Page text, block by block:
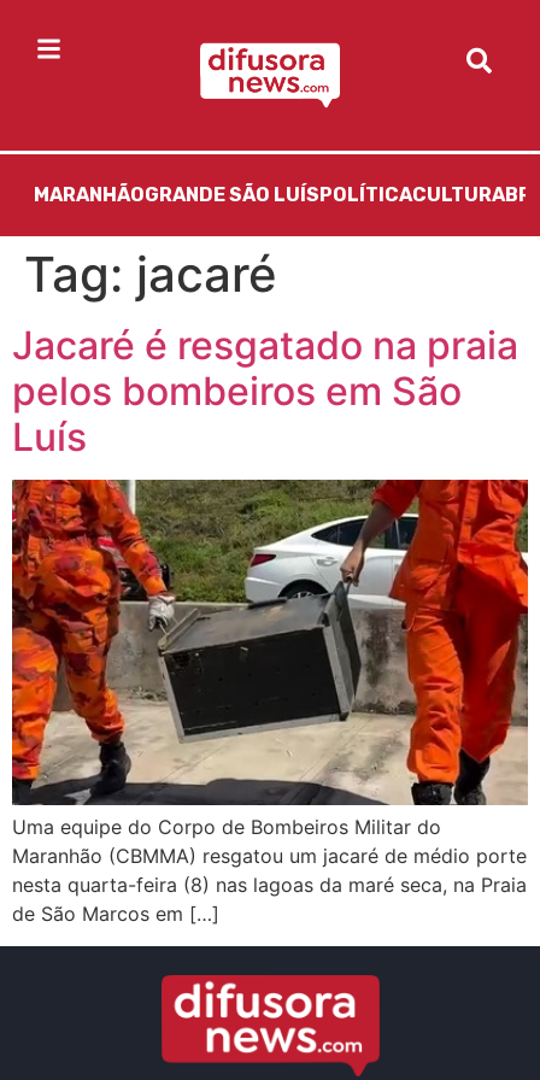
MARANHÃOGRANDE SÃO LUÍS POLÍTICACULTURA
Tag: jacaré
Jacaré é resgatado na praia
pelos bombeiros em São
Luís
Uma equipe do Corpo de Bombeiros Militar do
Maranhão (CBMMA) resgatou um jacaré de médio porte
nesta quarta-feira (8) nas lagoas da maré seca, na Praia
de São Marcos em […]